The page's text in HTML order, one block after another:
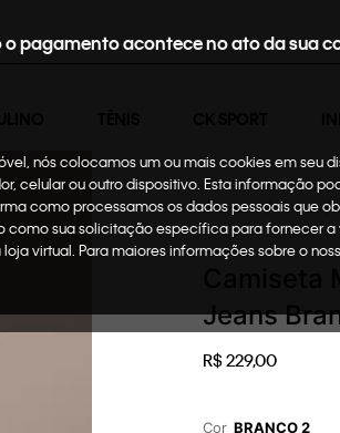
pagamento acontece no ato da sua
nós colocamos um ou mais cookies em seu
celular ou outro dispositivo. Esta informação
como processamos os dados pessoais que
como sua solicitação específica para fornecer
virtual. Para maiores informações sobre o
Masculino Roupas
Jeans
R$229,00
Cor BRANCO 2